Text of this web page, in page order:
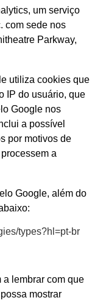
um serviço
com sede nos
Parkway,
utiliza cookies que
IP do usuário, que
Google nos
a possível
por motivos de
a
Google, além do
types?hl=pt-br
a lembrar com que
mostrar